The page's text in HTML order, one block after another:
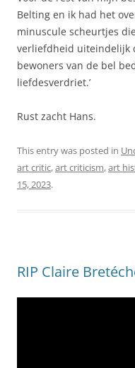
Belting en ik had het
minuscule scheurtjes
verliefdheid uiteindelijk
bewoners van de bel
liefdesverdriet.’
Rust zacht Hans.
This entry was posted in
art critic,art criticism,art
15, 2023.
RIP Claire